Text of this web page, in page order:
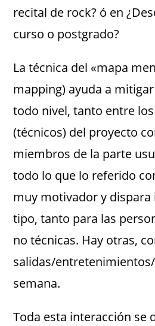
recital de rock? ó en
curso o postgrado?
La técnica del «mapa
mapping) ayuda a
todo nivel, tanto entre
(técnicos) del proyecto
miembros de la parte
todo lo que lo referido
muy motivador y dispara
tipo, tanto para las
no técnicas. Hay otras,
salidas/
semana.
Toda esta interacción se